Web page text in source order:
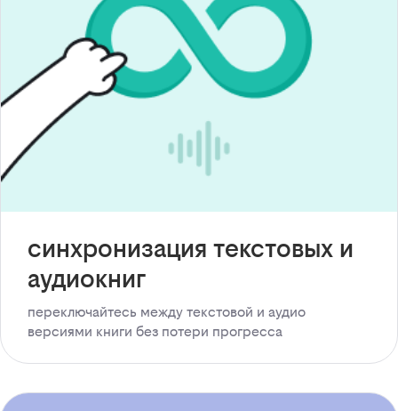
синхронизация текстовых и
аудиокниг
переключайтесь между текстовой и аудио
версиями книги без потери прогресса